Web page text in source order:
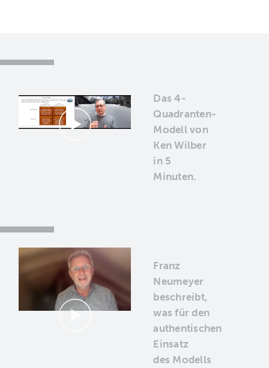
Das 4-
Quadranten-
Modell von
Ken Wilber
in 5
Minuten.
Franz
Neumeyer
beschreibt,
was für den
authentischen
Einsatz
des Modells